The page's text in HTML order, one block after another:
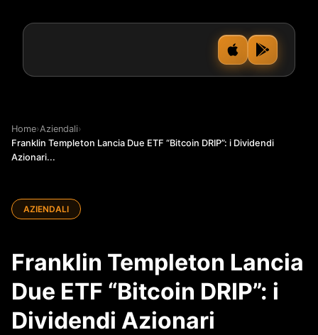
Home›Aziendali›
Franklin Templeton Lancia Due ETF “Bitcoin DRIP”: i Dividendi
Azionari...
AZIENDALI
Franklin Templeton Lancia
Due ETF “Bitcoin DRIP”: i
Dividendi Azionari